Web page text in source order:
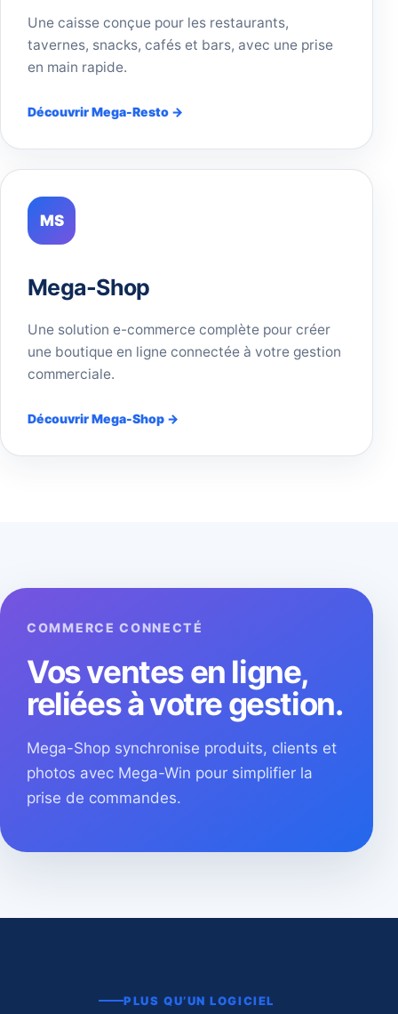
Une caisse conçue pour les restaurants,
tavernes, snacks, cafés et bars, avec une prise
en main rapide.
Découvrir Mega-Resto →
MS
Mega-Shop
Une solution e-commerce complète pour créer
une boutique en ligne connectée à votre gestion
commerciale.
Découvrir Mega-Shop →
COMMERCE CONNECTÉ
Vos ventes en ligne,
reliées à votre gestion.
Mega-Shop synchronise produits, clients et
photos avec Mega-Win pour simplifier la
prise de commandes.
PLUS QU’UN LOGICIEL